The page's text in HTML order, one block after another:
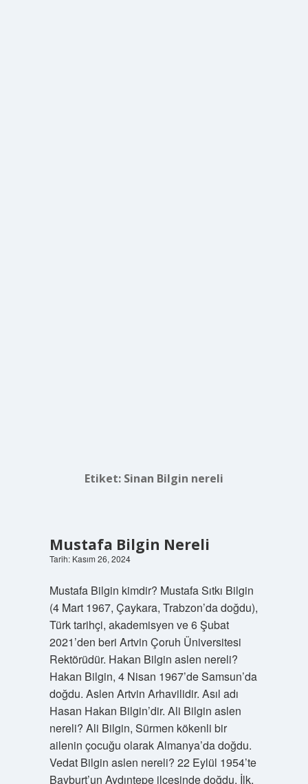
Etiket: Sinan Bilgin nereli
Mustafa Bilgin Nereli
Tarih: Kasım 26, 2024
Mustafa Bilgin kimdir? Mustafa Sıtkı Bilgin
(4 Mart 1967, Çaykara, Trabzon’da doğdu),
Türk tarihçi, akademisyen ve 6 Şubat
2021’den beri Artvin Çoruh Üniversitesi
Rektörüdür. Hakan Bilgin aslen nereli?
Hakan Bilgin, 4 Nisan 1967’de Samsun’da
doğdu. Aslen Artvin Arhavilidir. Asıl adı
Hasan Hakan Bilgin’dir. Ali Bilgin aslen
nereli? Ali Bilgin, Sürmen kökenli bir
ailenin çocuğu olarak Almanya’da doğdu.
Vedat Bilgin aslen nereli? 22 Eylül 1954’te
Bayburt’un Aydıntepe ilçesinde doğdu. İlk,